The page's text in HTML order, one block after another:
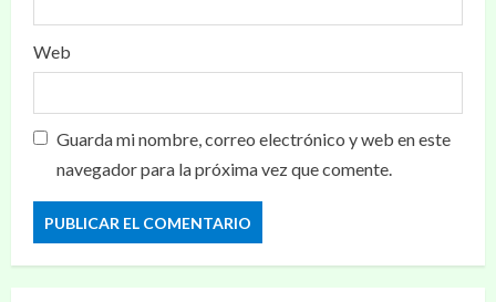
Web
Guarda mi nombre, correo electrónico y web en este
navegador para la próxima vez que comente.